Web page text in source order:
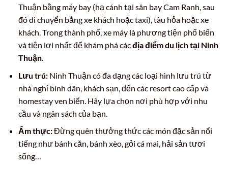
Thuận bằng máy bay (hạ cánh tại sân bay Cam Ranh, sau
đó di chuyển bằng xe khách hoặc taxi), tàu hỏa hoặc xe
khách. Trong thành phố, xe máy là phương tiện phổ biến
và tiện lợi nhất để khám phá cácđịa điểm du lịch tại Ninh
Thuận.
Lưu trú:Ninh Thuận có đa dạng các loại hình lưu trú từ
nhà nghỉ bình dân, khách sạn, đến các resort cao cấp và
homestay ven biển. Hãy lựa chọn nơi phù hợp với nhu
cầu và ngân sách của bạn.
Ẩm thực:Đừng quên thưởng thức các món đặc sản nổi
tiếng như bánh căn, bánh xèo, gỏi cá mai, hải sản tươi
sống…